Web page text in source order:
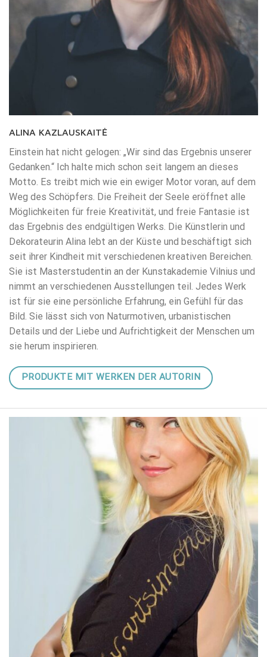
ALINA KAZLAUSKAITĖ
Einstein hat nicht gelogen: „Wir sind das Ergebnis unserer
Gedanken.“ Ich halte mich schon seit langem an dieses
Motto. Es treibt mich wie ein ewiger Motor voran, auf dem
Weg des Schöpfers. Die Freiheit der Seele eröffnet alle
Möglichkeiten für freie Kreativität, und freie Fantasie ist
das Ergebnis des endgültigen Werks. Die Künstlerin und
Dekorateurin Alina lebt an der Küste und beschäftigt sich
seit ihrer Kindheit mit verschiedenen kreativen Bereichen.
Sie ist Masterstudentin an der Kunstakademie Vilnius und
nimmt an verschiedenen Ausstellungen teil. Jedes Werk
ist für sie eine persönliche Erfahrung, ein Gefühl für das
Bild. Sie lässt sich von Naturmotiven, urbanistischen
Details und der Liebe und Aufrichtigkeit der Menschen um
sie herum inspirieren.
PRODUKTE MIT WERKEN DER AUTORIN